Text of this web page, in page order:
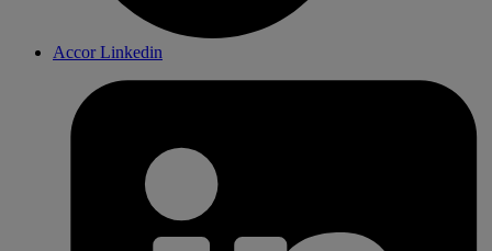
Accor Linkedin